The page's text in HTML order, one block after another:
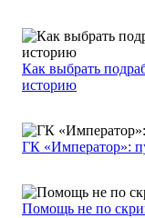
Как выбрать
историю
ГК «Император»:
Помощь не по